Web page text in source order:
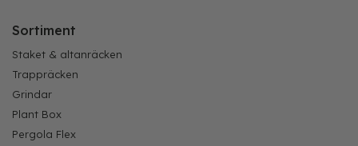
Sortiment
Staket & altanräcken
Trappräcken
Grindar
Plant Box
Pergola Flex